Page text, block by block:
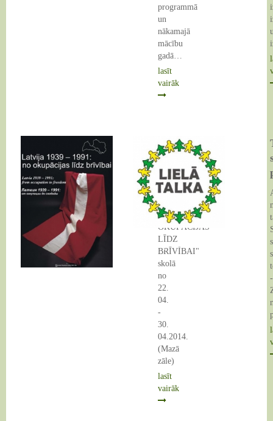
programmā
un
nākamajā
mācību
gadā…
lasīt
vairāk
Ceļojošā
izstāde
"LATVIJA
1939-
1991:
NO
OKUPĀCIJAS
LĪDZ
BRĪVĪBAI"
skolā
no
22.
04.
-
30.
04.2014.
(Mazā
zāle)
lasīt
vairāk
24 Apr 2014
-